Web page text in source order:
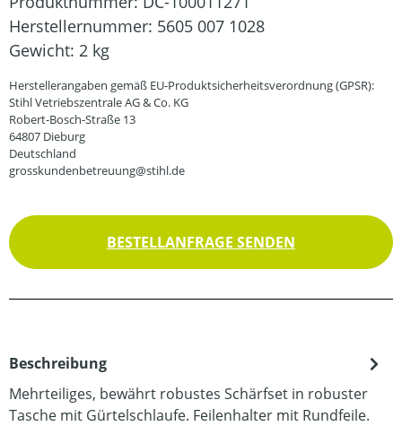
Herstellernummer: 5605 007 1028
Gewicht: 2 kg
Herstellerangaben gemäß EU-Produktsicherheitsverordnung (GPSR):
Stihl Vetriebszentrale AG & Co. KG
Robert-Bosch-Straße 13
64807 Dieburg
Deutschland
grosskundenbetreuung@stihl.de
BESTELLANFRAGE SENDEN
Beschreibung
Mehrteiliges, bewährt robustes Schärfset in robuster
Tasche mit Gürtelschlaufe. Feilenhalter mit Rundfeile.